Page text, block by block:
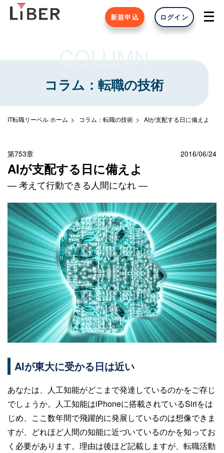
新規申込 ログイン
COLUMN
コラム：転職の技術
IT転職リーベル ホーム コラム：転職の技術 AIが支配する日に備えよ
第753章 2016/06/24
AIが支配する日に備えよ
— 考えて行動できる人間になれ —
AIが東大に受かる日は近い
あなたは、人工知能がどこまで発達しているのかをご存じ
でしょうか。人工知能はiPhoneに搭載されているSiriをは
じめ、ここ数年間で飛躍的に発展しているのは想像できま
すが、どれほど人間の知能に近づいているのかを知ってお
く必要があります。理由は後ほど記載しますが、転職活動